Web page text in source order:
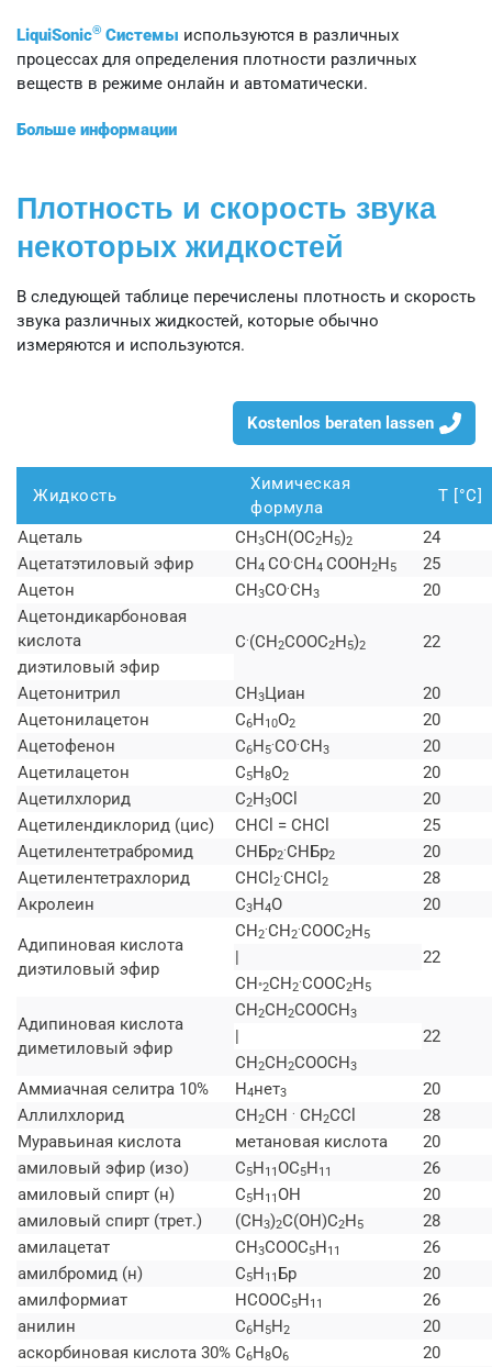
LiquiSonic® Системы используются в различных
процессах для определения плотности различных
веществ в режиме онлайн и автоматически.
Больше информации
Плотность и скорость звука
некоторых жидкостей
В следующей таблице перечислены плотность и скорость
звука различных жидкостей, которые обычно
измеряются и используются.
Kostenlos beraten lassen
Жидкость
Химическая
формула
T [°C]
Ацеталь СН3СН(OC2H5)2
24
Ацетатэтиловый эфир
СН4 CO.СН4 СООН2H5
25
Ацетон
СН3CO.СН3
20
Ацетондикарбоновая
кислота
C.(СН2СООС2H5)2
22
диэтиловый эфир
Ацетонитрил
СН3Циан
20
Ацетонилацетон
C6H10O2
20
Ацетофенон
C6H5
.CO.СН3
20
Ацетилацетон
C5H8O2
20
Ацетилхлорид
C2H3OCl
20
Ацетилендиклорид (цис)
CHCl = CHCl
25
Ацетилентетрабромид
СНБр2
.СНБр2
20
Ацетилентетрахлорид
CHCl 2
.CHCl 2
28
Акролеин
C3H4O 20
Адипиновая кислота
диэтиловый эфир
СН2
.СН2
.СООС2H5
22
|
СН°2СН2
.СООС2H5
Адипиновая кислота
диметиловый эфир
СН2СН2COOCH3
22
|
СН2СН2COOCH3
Аммиачная селитра 10% Н4нет3
20
Аллилхлорид
СН2СН . СН2CCl
28
Муравьиная кислота
метановая кислота
20
амиловый эфир (изо)
C5H11ОС5H11
26
амиловый спирт (н)
C5H11ОН
20
амиловый спирт (трет.)
(СН3)2С(ОН)С2H5
28
амилацетат
СН3СООС5H11
26
амилбромид (н)
C5H11 Бр
20
амилформиат
НСООС5H11
26
анилин
C6H5Н2
20
аскорбиновая кислота 30% C6H8O6
20